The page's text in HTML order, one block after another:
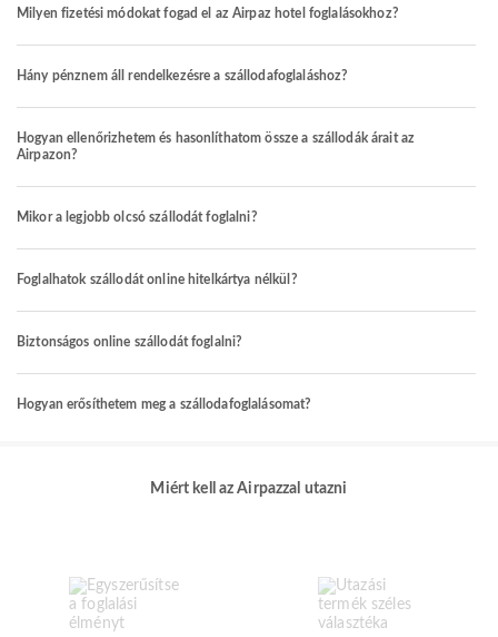
Milyen fizetési módokat fogad el az Airpaz hotel foglalásokhoz?
Hány pénznem áll rendelkezésre a szállodafoglaláshoz?
Hogyan ellenőrizhetem és hasonlíthatom össze a szállodák árait az
Airpazon?
Mikor a legjobb olcsó szállodát foglalni?
Foglalhatok szállodát online hitelkártya nélkül?
Biztonságos online szállodát foglalni?
Hogyan erősíthetem meg a szállodafoglalásomat?
Miért kell az Airpazzal utazni